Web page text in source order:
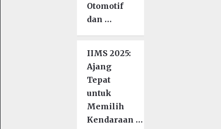
Otomotif
dan …
IIMS 2025:
Ajang
Tepat
untuk
Memilih
Kendaraan …